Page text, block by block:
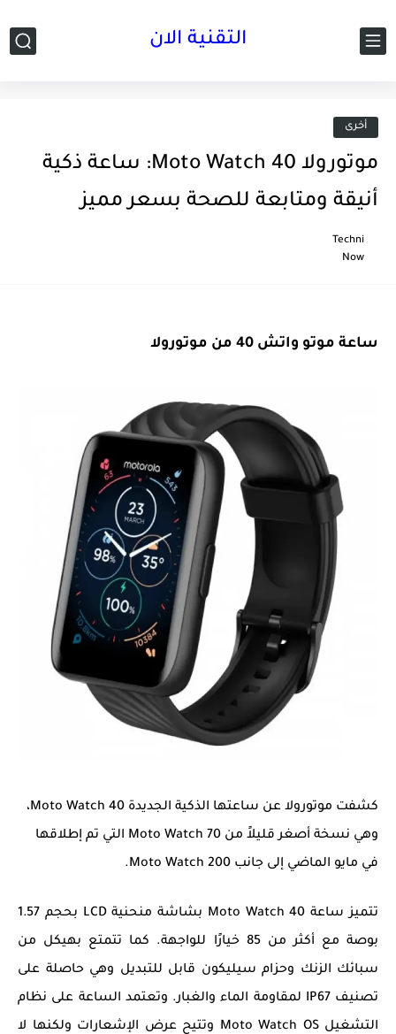
التقنية الان
أخرى
موتورولا Moto Watch 40: ساعة ذكية
أنيقة ومتابعة للصحة بسعر مميز
Techni
Now
ساعة موتو واتش 40 من موتورولا
كشفت موتورولا عن ساعتها الذكية الجديدة Moto Watch 40،
وهي نسخة أصغر قليلاً من Moto Watch 70 التي تم إطلاقها
في مايو الماضي إلى جانب Moto Watch 200.
تتميز ساعة Moto Watch 40 بشاشة منحنية LCD بحجم 1.57
بوصة مع أكثر من 85 خيارًا للواجهة. كما تتمتع بهيكل من
سبائك الزنك وحزام سيليكون قابل للتبديل وهي حاصلة على
تصنيف IP67 لمقاومة الماء والغبار. وتعتمد الساعة على نظام
التشغيل Moto Watch OS وتتيح عرض الإشعارات ولكنها لا